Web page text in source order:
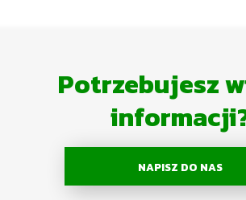
Potrzebujesz
NAPISZ DO NAS